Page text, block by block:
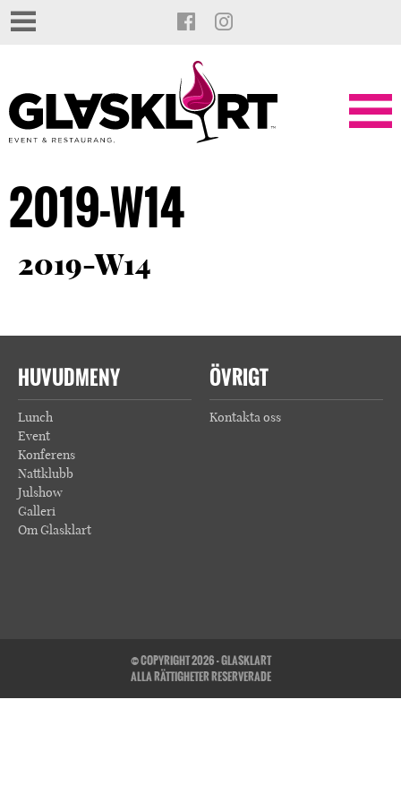
2019-W14
2019-W14
HUVUDMENY
Lunch
Event
Konferens
Nattklubb
Julshow
Galleri
Om Glasklart
ÖVRIGT
Kontakta oss
© COPYRIGHT 2026 - GLASKLART
ALLA RÄTTIGHETER RESERVERADE